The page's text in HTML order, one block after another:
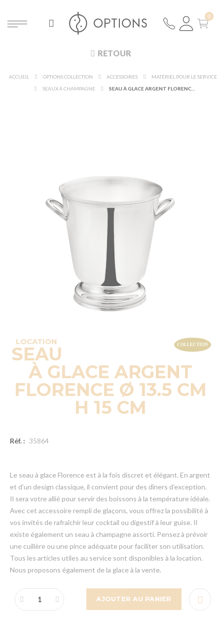
RETOUR
ACCUEIL OPTIONS COLLECTION ACCESSOIRES
MATÉRIEL POUR LE SERVICE
SEAUX À CHAMPAGNE
SEAU À GLACE ARGENT FLORENCE Ø 13.5 CM H 15 CM
LOCATION
SEAU
À GLACE ARGENT
FLORENCE Ø 13.5 CM
H 15 CM
Réf. : 35864
Le seau à glace Florence est à la fois discret et élégant. En argent
et d’un design classique, il convient pour des dîners d’exception.
Il sera votre allié pour servir des boissons à la température idéale.
Avec cet accessoire rempli de glaçons, vous offrez la possibilité à
vos invités de rafraîchir leur cocktail ou digestif à leur guise. Il
existe également un seau à champagne assorti. Pensez à prévoir
une cuillère ou une pince adéquate pour faciliter son utilisation.
Tous les articles utiles au service sont disponibles à la location.
Nous proposons également de la glace à la vente.
AJOUTER AU PANIER